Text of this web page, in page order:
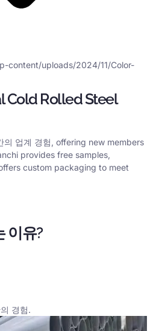
content/uploads/2024/11/Color-
Cold Rolled Steel
의 업계 경험, offering new members
provides free samples,
custom packaging to meet
이유?
경험.